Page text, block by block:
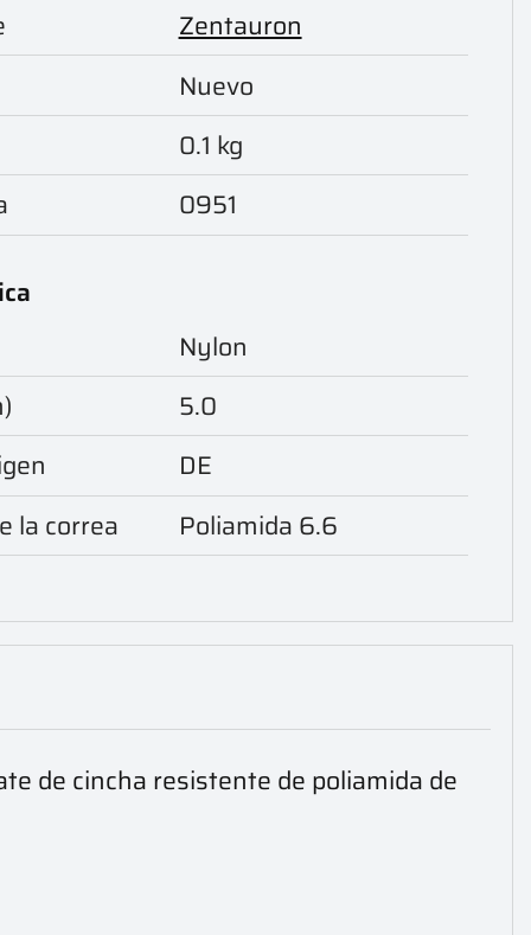
Zentauron
Nuevo
0.1 kg
0951
Nylon
5.0
DE
la correa
Poliamida 6.6
de cincha resistente de poliamida de